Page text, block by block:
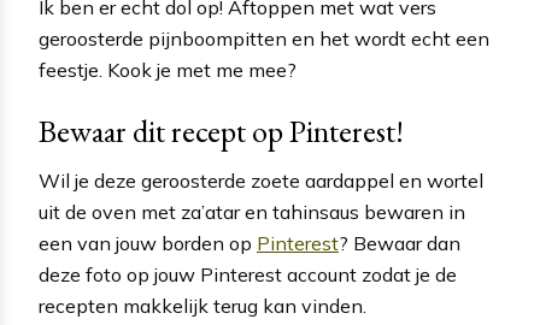
Ik ben er echt dol op! Aftoppen met wat vers
geroosterde pijnboompitten en het wordt echt een
feestje. Kook je met me mee?
Bewaar dit recept op Pinterest!
Wil je deze geroosterde zoete aardappel en wortel
uit de oven met za’atar en tahinsaus bewaren in
een van jouw borden op Pinterest? Bewaar dan
deze foto op jouw Pinterest account zodat je de
recepten makkelijk terug kan vinden.